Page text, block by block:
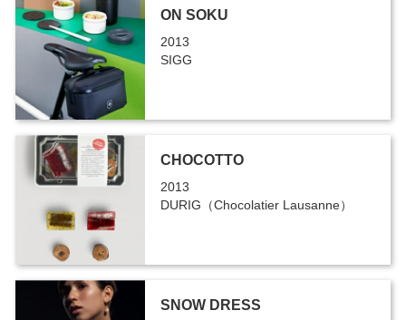
ON SOKU
2013
SIGG
CHOCOTTO
2013
DURIG（Chocolatier Lausanne）
SNOW DRESS